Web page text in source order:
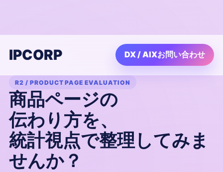
IPCORP DX / AIXお問い合わせ
R2 / PRODUCT PAGE EVALUATION
商品ページの
伝わり方を、
統計視点で整理してみま
せんか？